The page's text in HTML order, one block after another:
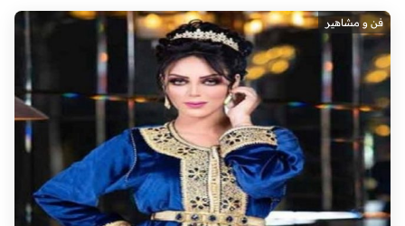
فن و مشاهير